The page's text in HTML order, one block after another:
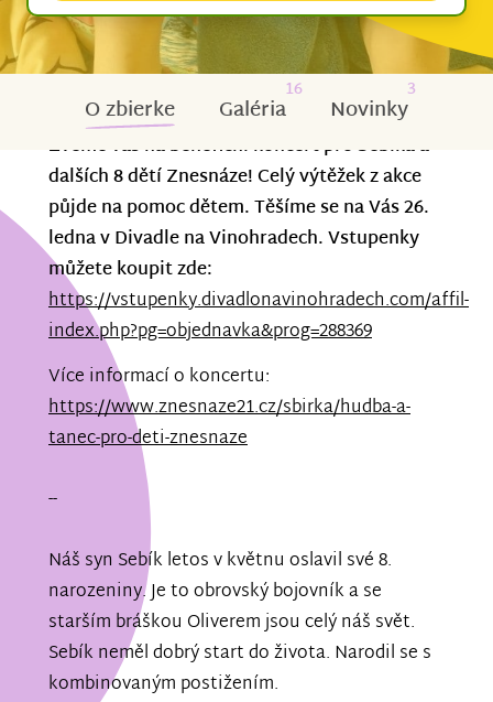
O zbierke Galéria
16
Novinky
3
Zveme vás na benefiční koncert pro Sebíka a
dalších 8 dětí Znesnáze! Celý výtěžek z akce
půjde na pomoc dětem. Těšíme se na Vás 26.
ledna v Divadle na Vinohradech. Vstupenky
můžete koupit zde:
https://vstupenky.divadlonavinohradech.com/affil-
index.php?pg=objednavka&prog=288369
Více informací o koncertu:
https://www.znesnaze21.cz/sbirka/hudba-a-
tanec-pro-deti-znesnaze
--
Náš syn Sebík letos v květnu oslavil své 8.
narozeniny. Je to obrovský bojovník a se
starším bráškou Oliverem jsou celý náš svět.
Sebík neměl dobrý start do života. Narodil se s
kombinovaným postižením.